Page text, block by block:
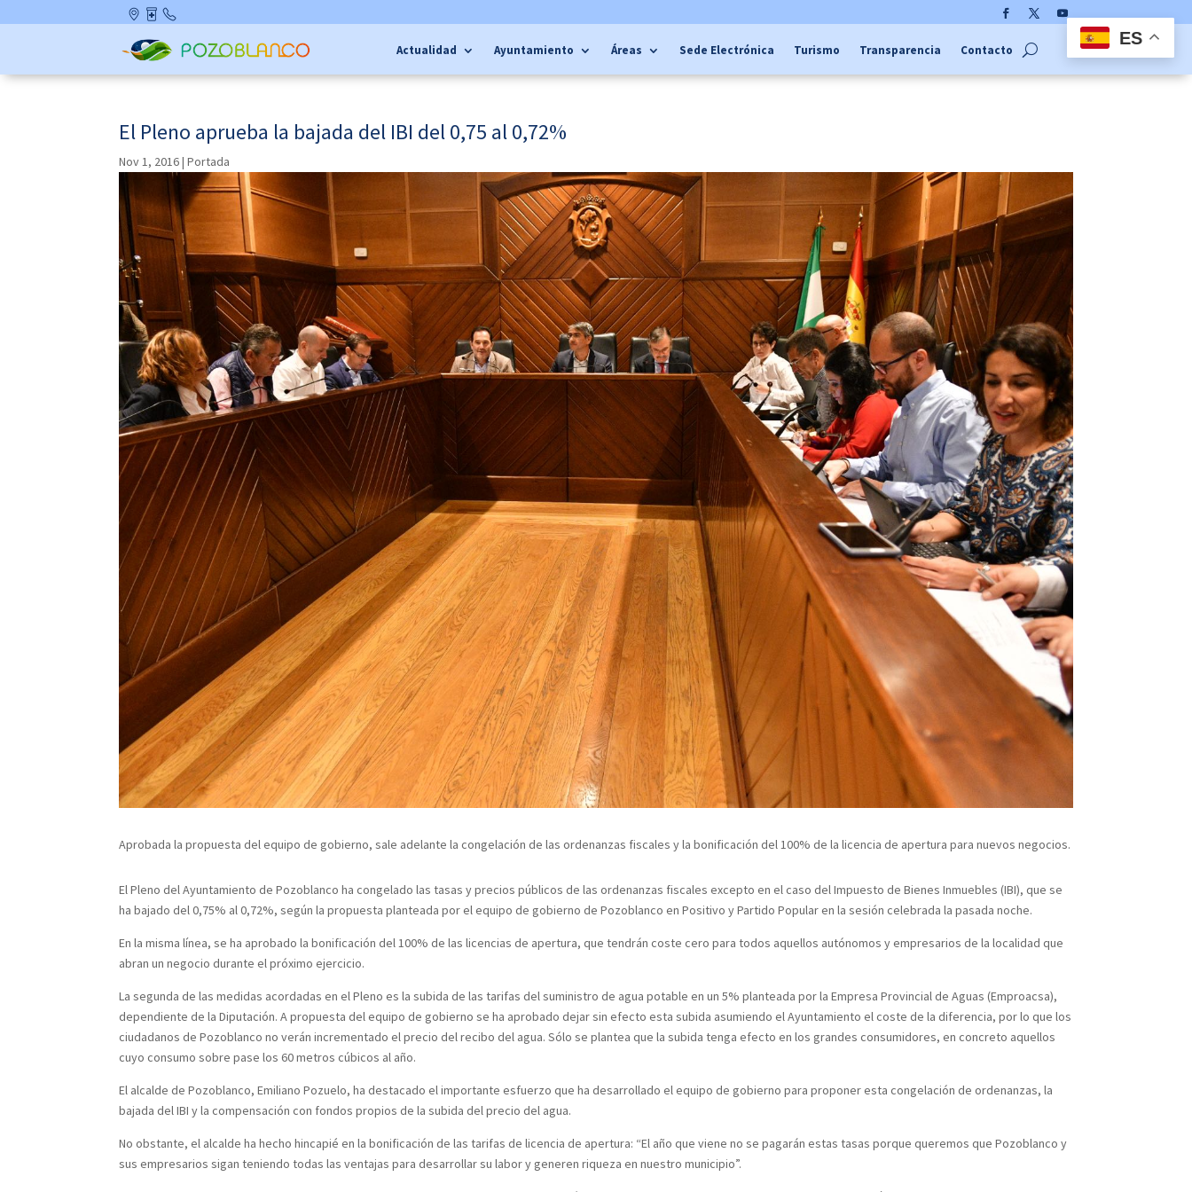
to
Ubicació
n
Farmaci
as de
Contact
o
YouTube
Actualidad
Ayuntamiento Áreas Sede Electrónica Turismo Transparencia Contacto
El Pleno aprueba la bajada del IBI del 0,75 al 0,72%
Nov 1, 2016|Portada
Aprobada la propuesta del equipo de gobierno, sale adelante la congelación de las ordenanzas fiscales y la bonificación del 100% de la licencia de apertura para nuevos negocios.
El Pleno del Ayuntamiento de Pozoblanco ha congelado las tasas y precios públicos de las ordenanzas fiscales excepto en el caso del Impuesto de Bienes Inmuebles (IBI), que se
ha bajado del 0,75% al 0,72%, según la propuesta planteada por el equipo de gobierno de Pozoblanco en Positivo y Partido Popular en la sesión celebrada la pasada noche.
En la misma línea, se ha aprobado la bonificación del 100% de las licencias de apertura, que tendrán coste cero para todos aquellos autónomos y empresarios de la localidad que
abran un negocio durante el próximo ejercicio.
La segunda de las medidas acordadas en el Pleno es la subida de las tarifas del suministro de agua potable en un 5% planteada por la Empresa Provincial de Aguas (Emproacsa),
dependiente de la Diputación. A propuesta del equipo de gobierno se ha aprobado dejar sin efecto esta subida asumiendo el Ayuntamiento el coste de la diferencia, por lo que los
ciudadanos de Pozoblanco no verán incrementado el precio del recibo del agua. Sólo se plantea que la subida tenga efecto en los grandes consumidores, en concreto aquellos
cuyo consumo sobre pase los 60 metros cúbicos al año.
El alcalde de Pozoblanco, Emiliano Pozuelo, ha destacado el importante esfuerzo que ha desarrollado el equipo de gobierno para proponer esta congelación de ordenanzas, la
bajada del IBI y la compensación con fondos propios de la subida del precio del agua.
No obstante, el alcalde ha hecho hincapié en la bonificación de las tarifas de licencia de apertura: “El año que viene no se pagarán estas tasas porque queremos que Pozoblanco y
sus empresarios sigan teniendo todas las ventajas para desarrollar su labor y generen riqueza en nuestro municipio”.
ES